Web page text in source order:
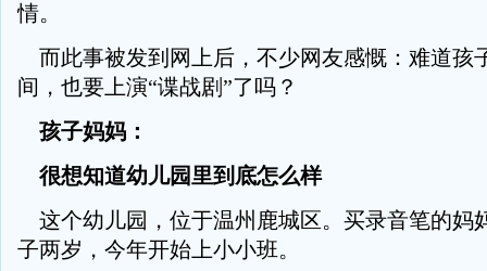
情。
而此事被发到网上后，不少网友感慨：难道孩
间，也要上演“谍战剧”了吗？
孩子妈妈：
很想知道幼儿园里到底怎么样
这个幼儿园，位于温州鹿城区。买录音笔的妈
子两岁，今年开始上小小班。